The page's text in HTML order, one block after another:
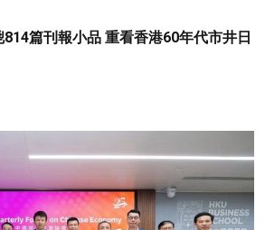
篇刊報小品 重看香港60年代市井日